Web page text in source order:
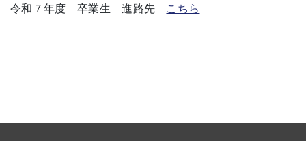
令和７年度 卒業生 進路先 こちら